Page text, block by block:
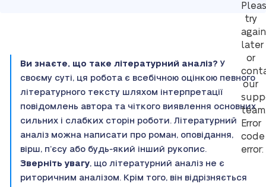
try
again
later
or
our
Error
code
error:
Ви знаєте, що таке літературний аналіз? У
своєму суті, ця робота є всебічною оцінкою певного
літературного тексту шляхом інтерпретації
повідомлень автора та чіткого виявлення основних
сильних і слабких сторін роботи. Літературний
аналіз можна написати про роман, оповідання,
вірш, п’єсу або будь-який інший рукопис.
Зверніть увагу, що літературний аналіз не є
риторичним аналізом. Крім того, він відрізняється